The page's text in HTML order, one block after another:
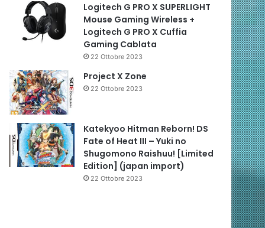
Logitech G PRO X SUPERLIGHT
Mouse Gaming Wireless +
Logitech G PRO X Cuffia
Gaming Cablata
22 Ottobre 2023
Project X Zone
22 Ottobre 2023
Katekyoo Hitman Reborn! DS
Fate of Heat III – Yuki no
Shugomono Raishuu! [Limited
Edition] (japan import)
22 Ottobre 2023